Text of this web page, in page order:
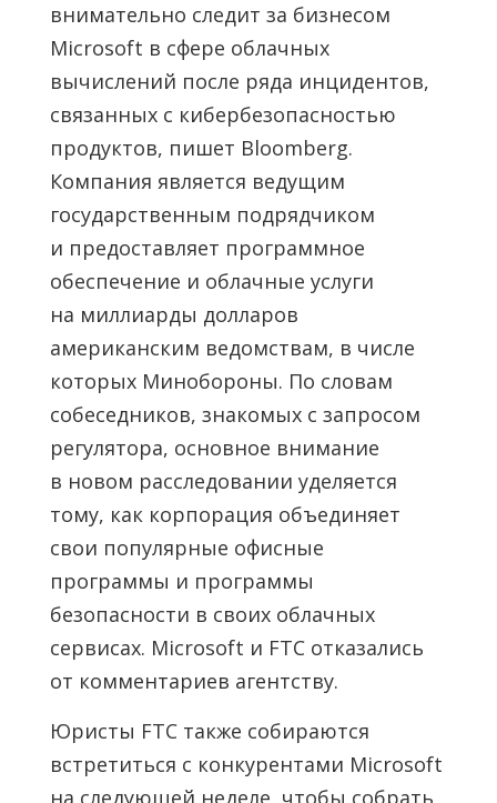
внимательно следит за бизнесом
Microsoft в сфере облачных
вычислений после ряда инцидентов,
связанных с кибербезопасностью
продуктов, пишет Bloomberg.
Компания является ведущим
государственным подрядчиком
и предоставляет программное
обеспечение и облачные услуги
на миллиарды долларов
американским ведомствам, в числе
которых Минобороны. По словам
собеседников, знакомых с запросом
регулятора, основное внимание
в новом расследовании уделяется
тому, как корпорация объединяет
свои популярные офисные
программы и программы
безопасности в своих облачных
сервисах. Microsoft и FTC отказались
от комментариев агентству.
Юристы FTC также собираются
встретиться с конкурентами Microsoft
на следующей неделе, чтобы собрать